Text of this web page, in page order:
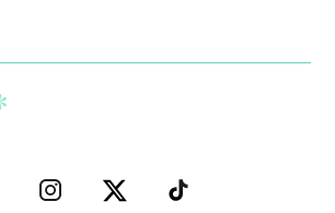
–
INSTAGRAM–
–
TWITTER–
–
WELIFE–